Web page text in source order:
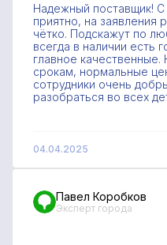
Надежный поставщик!
приятно, на заявления
чётко. Подскажут по
всегда в наличии есть
главное качественные.
срокам, нормальные
сотрудники очень
разобраться во всех
04.04.2025
Павел Коробков
Эксперт города